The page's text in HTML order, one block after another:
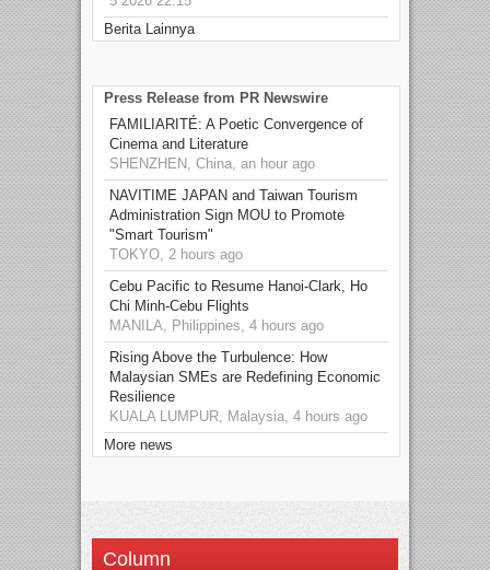
Berita Lainnya
Press Release from PR Newswire
FAMILIARITÉ: A Poetic Convergence of
Cinema and Literature
SHENZHEN, China, an hour ago
NAVITIME JAPAN and Taiwan Tourism
Administration Sign MOU to Promote
"Smart Tourism"
TOKYO, 2 hours ago
Cebu Pacific to Resume Hanoi-Clark, Ho
Chi Minh-Cebu Flights
MANILA, Philippines, 4 hours ago
Rising Above the Turbulence: How
Malaysian SMEs are Redefining Economic
Resilience
KUALA LUMPUR, Malaysia, 4 hours ago
More news
Column